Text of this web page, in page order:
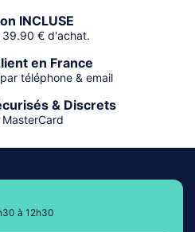
INCLUSE
39.90 € d'achat.
en France
téléphone & email
& Discrets
à 12h30